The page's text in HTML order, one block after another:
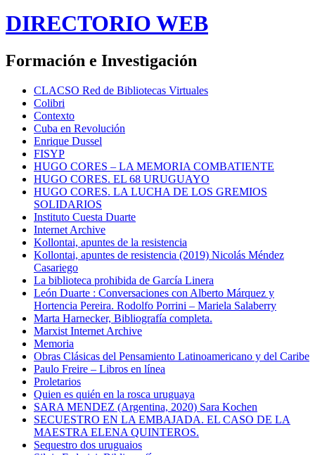
DIRECTORIO WEB
Formación e Investigación
CLACSO Red de Bibliotecas Virtuales
Colibri
Contexto
Cuba en Revolución
Enrique Dussel
FISYP
HUGO CORES – LA MEMORIA COMBATIENTE
HUGO CORES. EL 68 URUGUAYO
HUGO CORES. LA LUCHA DE LOS GREMIOS
SOLIDARIOS
Instituto Cuesta Duarte
Internet Archive
Kollontai, apuntes de la resistencia
Kollontai, apuntes de resistencia (2019) Nicolás Méndez
Casariego
La biblioteca prohibida de García Linera
León Duarte : Conversaciones con Alberto Márquez y
Hortencia Pereira. Rodolfo Porrini – Mariela Salaberry
Marta Harnecker, Bibliografía completa.
Marxist Internet Archive
Memoria
Obras Clásicas del Pensamiento Latinoamericano y del Caribe
Paulo Freire – Libros en línea
Proletarios
Quien es quién en la rosca uruguaya
SARA MENDEZ (Argentina, 2020) Sara Kochen
SECUESTRO EN LA EMBAJADA. EL CASO DE LA
MAESTRA ELENA QUINTEROS.
Sequestro dos uruguaios